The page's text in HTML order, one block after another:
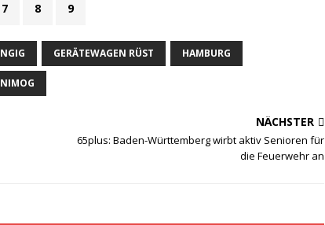
7 8 9
GERÄTEWAGEN RÜST HAMBURG
NÄCHSTER
65plus: Baden-Württemberg wirbt aktiv Senioren für
die Feuerwehr an